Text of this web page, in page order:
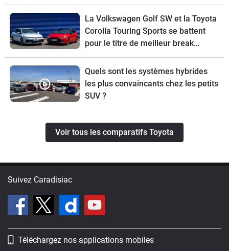
La Volkswagen Golf SW et la Toyota
Corolla Touring Sports se battent
pour le titre de meilleur break
compact
Quels sont les systèmes hybrides
les plus convaincants chez les petits
SUV ?
Voir tous les comparatifs Toyota
Suivez Caradisiac
Téléchargez nos applications mobiles